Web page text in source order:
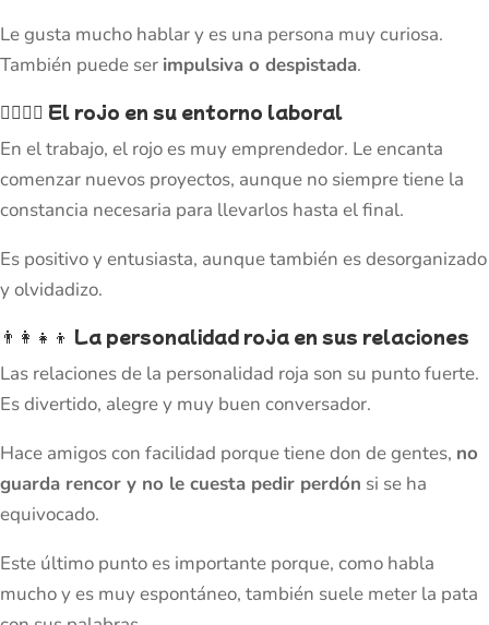
Le gusta mucho hablar y es una persona muy curiosa.
También puede ser impulsiva o despistada.
👷‍♂️👷‍♀️ El rojo en su entorno laboral
En el trabajo, el rojo es muy emprendedor. Le encanta
comenzar nuevos proyectos, aunque no siempre tiene la
constancia necesaria para llevarlos hasta el final.
Es positivo y entusiasta, aunque también es desorganizado
y olvidadizo.
👨‍👩‍👧‍👦 La personalidad roja en sus relaciones
Las relaciones de la personalidad roja son su punto fuerte.
Es divertido, alegre y muy buen conversador.
Hace amigos con facilidad porque tiene don de gentes, no
guarda rencor y no le cuesta pedir perdón si se ha
equivocado.
Este último punto es importante porque, como habla
mucho y es muy espontáneo, también suele meter la pata